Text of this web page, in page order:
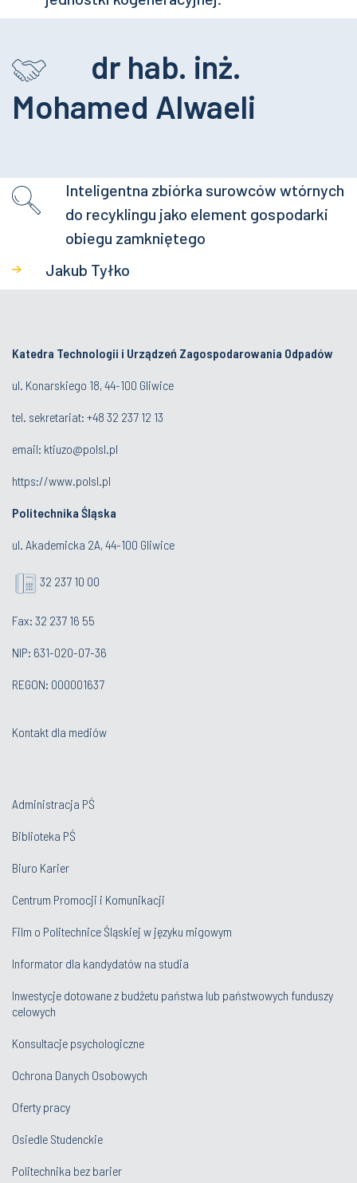
dr hab. inż.
Mohamed Alwaeli
Inteligentna zbiórka surowców wtórnych
do recyklingu jako element gospodarki
obiegu zamkniętego
Jakub Tyłko
Katedra Technologii i Urządzeń Zagospodarowania Odpadów
ul. Konarskiego 18, 44-100 Gliwice
tel. sekretariat: +48 32 237 12 13
email: ktiuzo@polsl.pl
https://www.polsl.pl
Politechnika Śląska
ul. Akademicka 2A, 44-100 Gliwice
32 237 10 00
Fax: 32 237 16 55
NIP: 631-020-07-36
REGON: 000001637
Kontakt dla mediów
Administracja PŚ
Biblioteka PŚ
Biuro Karier
Centrum Promocji i Komunikacji
Film o Politechnice Śląskiej w języku migowym
Informator dla kandydatów na studia
Inwestycje dotowane z budżetu państwa lub państwowych funduszy
celowych
Konsultacje psychologiczne
Ochrona Danych Osobowych
Oferty pracy
Osiedle Studenckie
Politechnika bez barier